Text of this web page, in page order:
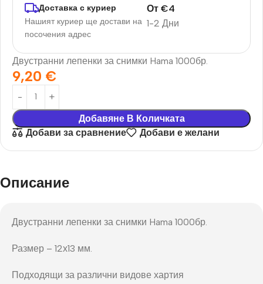
Доставка с куриер
Нашият куриер ще достави на
посочения адрес
1-2 Дни
От€4
Двустранни лепенки за снимки Hama 1000бр.
9,20 €
Добавяне В Количката
Добави за сравнение
Добави е желани
Описание
Двустранни лепенки за снимки Hama 1000бр.
Размер – 12х13 мм.
Подходящи за различни видове хартия